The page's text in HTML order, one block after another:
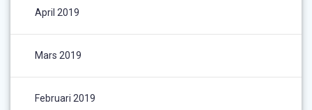
April 2019
Mars 2019
Februari 2019